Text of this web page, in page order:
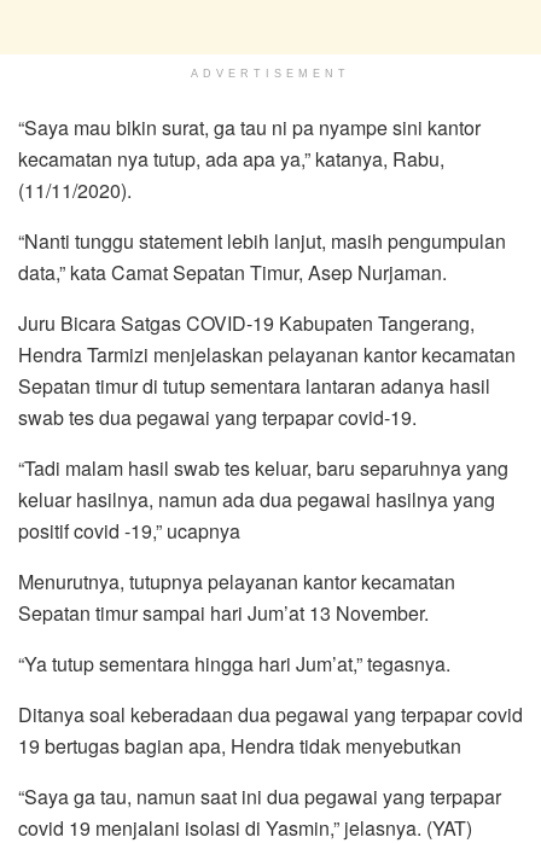
ADVERTISEMENT
“Saya mau bikin surat, ga tau ni pa nyampe sini kantor
kecamatan nya tutup, ada apa ya,” katanya, Rabu,
(11/11/2020).
“Nanti tunggu statement lebih lanjut, masih pengumpulan
data,” kata Camat Sepatan Timur, Asep Nurjaman.
Juru Bicara Satgas COVID-19 Kabupaten Tangerang,
Hendra Tarmizi menjelaskan pelayanan kantor kecamatan
Sepatan timur di tutup sementara lantaran adanya hasil
swab tes dua pegawai yang terpapar covid-19.
“Tadi malam hasil swab tes keluar, baru separuhnya yang
keluar hasilnya, namun ada dua pegawai hasilnya yang
positif covid -19,” ucapnya
Menurutnya, tutupnya pelayanan kantor kecamatan
Sepatan timur sampai hari Jum’at 13 November.
“Ya tutup sementara hingga hari Jum’at,” tegasnya.
Ditanya soal keberadaan dua pegawai yang terpapar covid
19 bertugas bagian apa, Hendra tidak menyebutkan
“Saya ga tau, namun saat ini dua pegawai yang terpapar
covid 19 menjalani isolasi di Yasmin,” jelasnya. (YAT)